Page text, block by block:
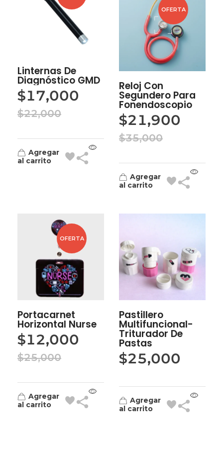
Linternas De
Diagnóstico GMD
$17,000
$22,000
Agregar
al carrito
OFERTA
Reloj Con
Segundero Para
Fonendoscopio
$21,900
$35,000
Agregar
al carrito
OFERTA
Portacarnet
Horizontal Nurse
$12,000
$25,000
Agregar
al carrito
Pastillero
Multifuncional-
Triturador De
Pastas
$25,000
Agregar
al carrito